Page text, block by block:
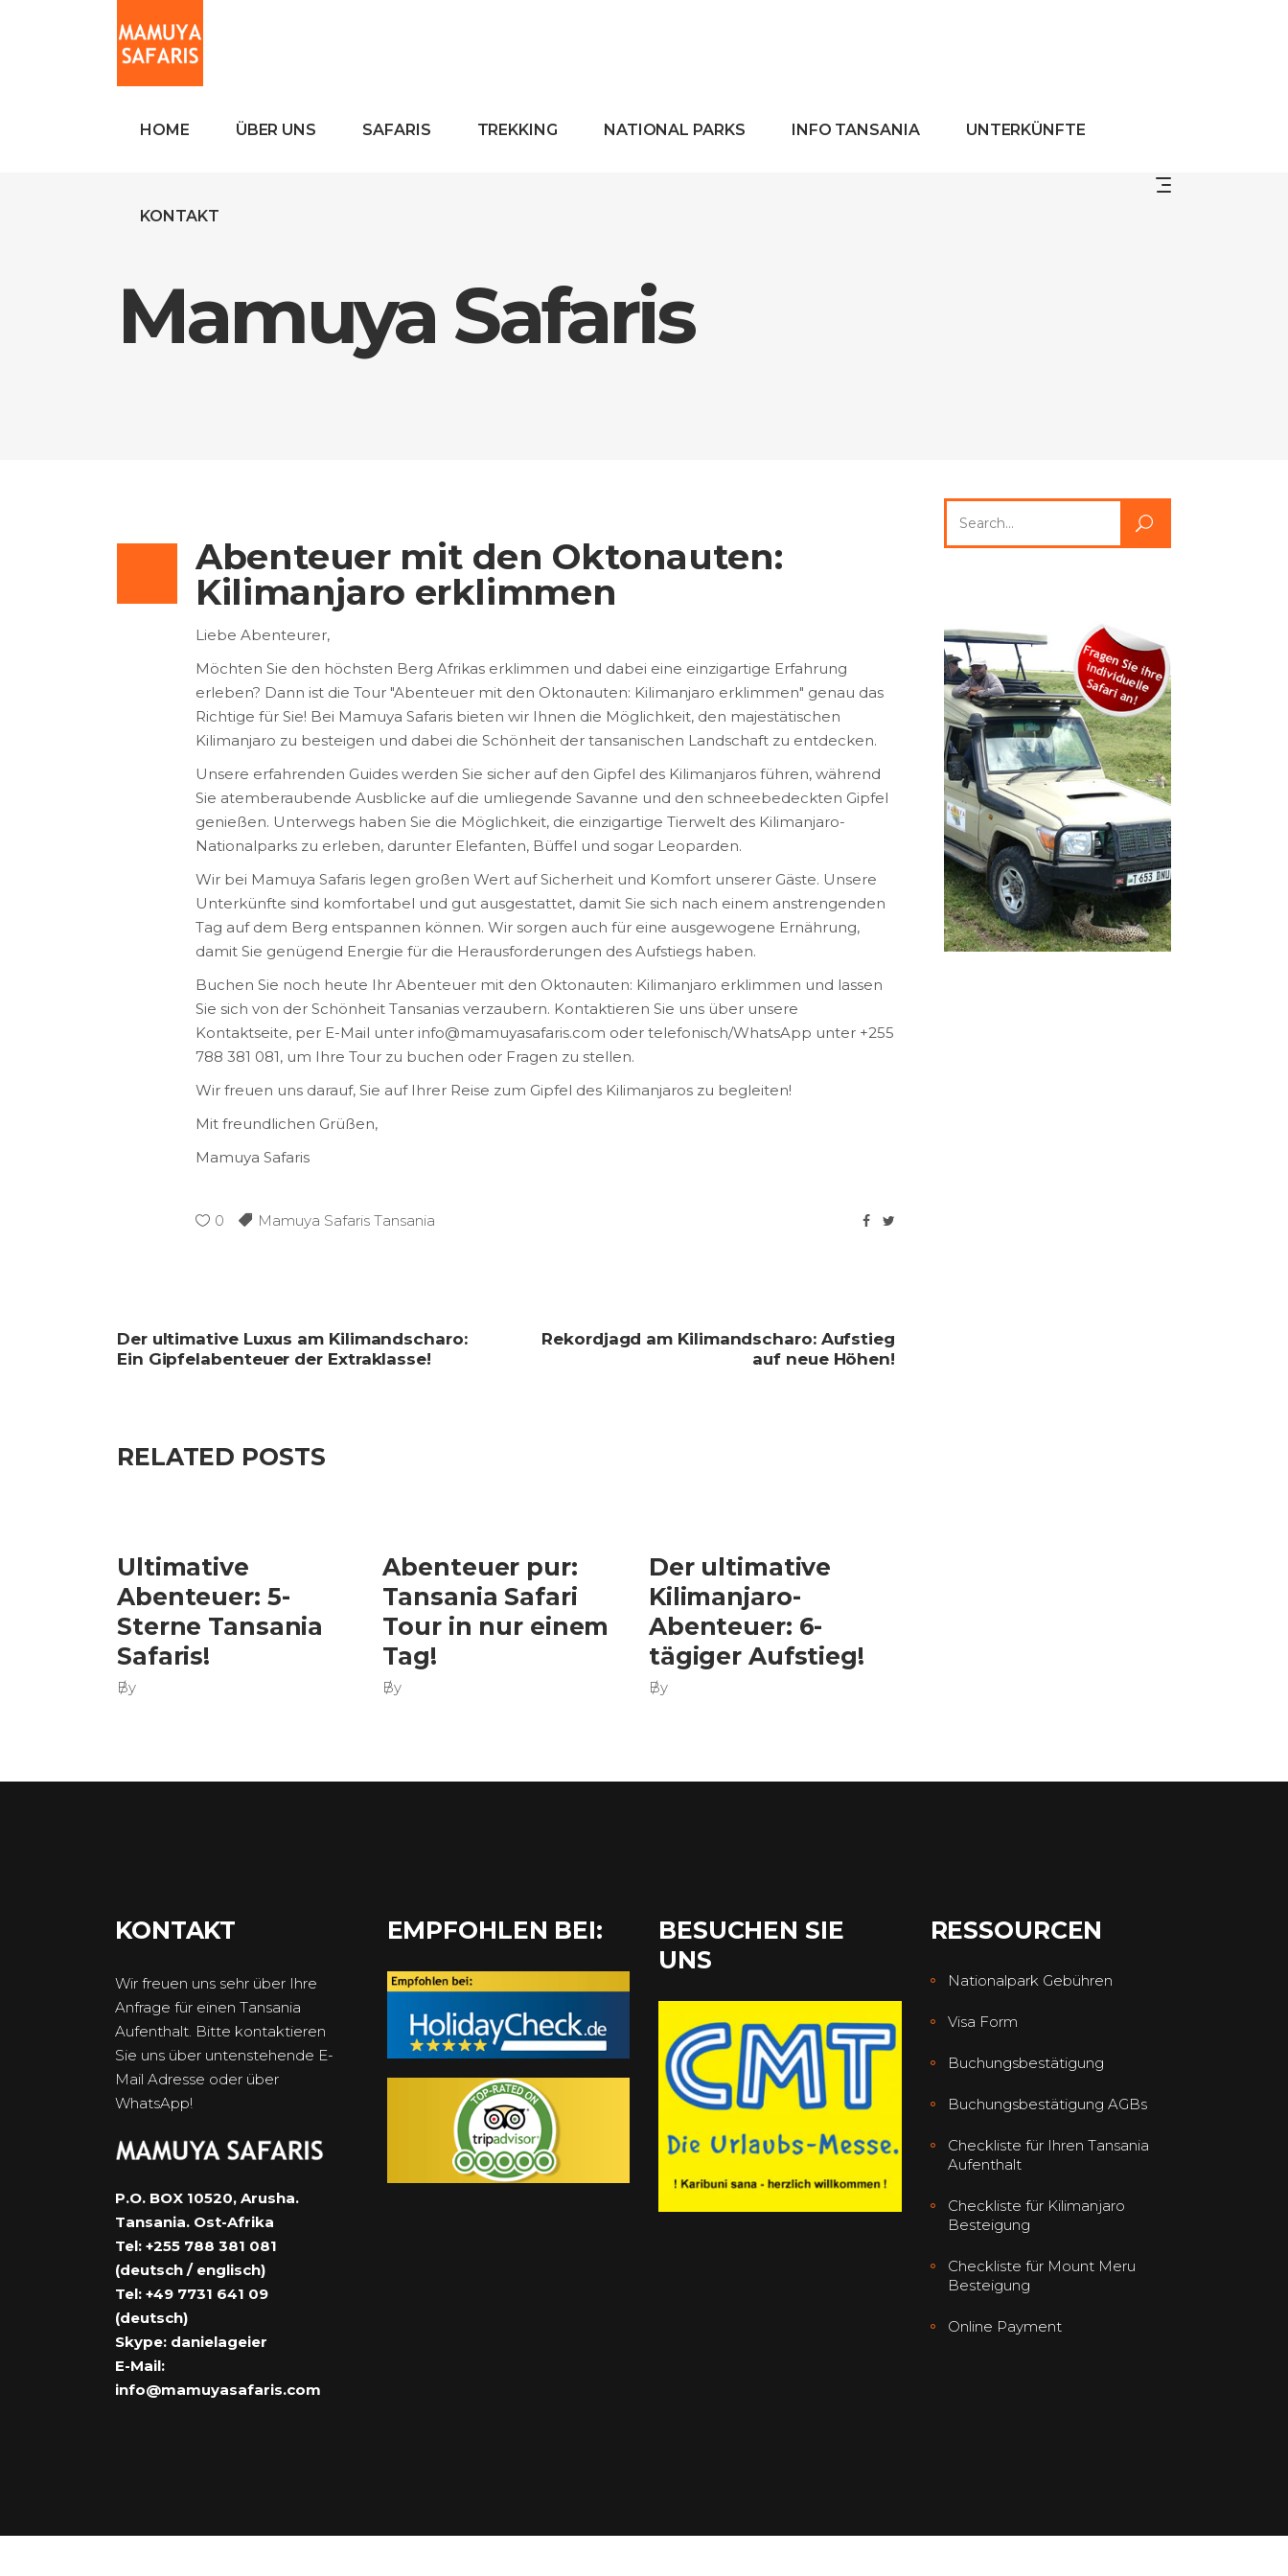
HOME ÜBER UNS SAFARIS TREKKING NATIONAL PARKS INFO TANSANIA UNTERKÜNFTE
KONTAKT
Mamuya Safaris
Abenteuer mit den Oktonauten:
Kilimanjaro erklimmen
Liebe Abenteurer,
Möchten Sie den höchsten Berg Afrikas erklimmen und dabei eine einzigartige Erfahrung
erleben? Dann ist die Tour "Abenteuer mit den Oktonauten: Kilimanjaro erklimmen" genau das
Richtige für Sie! Bei Mamuya Safaris bieten wir Ihnen die Möglichkeit, den majestätischen
Kilimanjaro zu besteigen und dabei die Schönheit der tansanischen Landschaft zu entdecken.
Unsere erfahrenden Guides werden Sie sicher auf den Gipfel des Kilimanjaros führen, während
Sie atemberaubende Ausblicke auf die umliegende Savanne und den schneebedeckten Gipfel
genießen. Unterwegs haben Sie die Möglichkeit, die einzigartige Tierwelt des Kilimanjaro-
Nationalparks zu erleben, darunter Elefanten, Büffel und sogar Leoparden.
Wir bei Mamuya Safaris legen großen Wert auf Sicherheit und Komfort unserer Gäste. Unsere
Unterkünfte sind komfortabel und gut ausgestattet, damit Sie sich nach einem anstrengenden
Tag auf dem Berg entspannen können. Wir sorgen auch für eine ausgewogene Ernährung,
damit Sie genügend Energie für die Herausforderungen des Aufstiegs haben.
Buchen Sie noch heute Ihr Abenteuer mit den Oktonauten: Kilimanjaro erklimmen und lassen
Sie sich von der Schönheit Tansanias verzaubern. Kontaktieren Sie uns über unsere
Kontaktseite, per E-Mail unter info@mamuyasafaris.com oder telefonisch/WhatsApp unter +255
788 381 081, um Ihre Tour zu buchen oder Fragen zu stellen.
Wir freuen uns darauf, Sie auf Ihrer Reise zum Gipfel des Kilimanjaros zu begleiten!
Mit freundlichen Grüßen,
Mamuya Safaris
0 Mamuya Safaris Tansania
Der ultimative Luxus am Kilimandscharo:
Ein Gipfelabenteuer der Extraklasse!
Rekordjagd am Kilimandscharo: Aufstieg
auf neue Höhen!
RELATED POSTS
Ultimative
Abenteuer: 5-
Sterne Tansania
Safaris!
By
Abenteuer pur:
Tansania Safari
Tour in nur einem
Tag!
By
Der ultimative
Kilimanjaro-
Abenteuer: 6-
tägiger Aufstieg!
By
for:
KONTAKT
Wir freuen uns sehr über Ihre
Anfrage für einen Tansania
Aufenthalt. Bitte kontaktieren
Sie uns über untenstehende E-
Mail Adresse oder über
WhatsApp!
P.O. BOX 10520, Arusha.
Tansania. Ost-Afrika
Tel: +255 788 381 081
(deutsch / englisch)
Tel: +49 7731 641 09
(deutsch)
Skype: danielageier
E-Mail:
info@mamuyasafaris.com
EMPFOHLEN BEI:
BESUCHEN SIE
UNS
RESSOURCEN
Nationalpark Gebühren
Visa Form
Buchungsbestätigung
Buchungsbestätigung AGBs
Checkliste für Ihren Tansania
Aufenthalt
Checkliste für Kilimanjaro
Besteigung
Checkliste für Mount Meru
Besteigung
Online Payment